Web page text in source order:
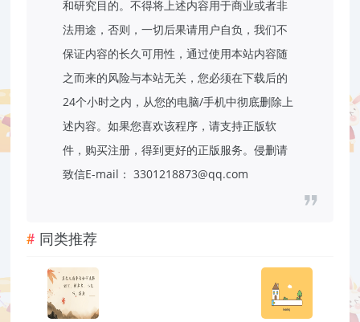
和研究目的。不得将上述内容用于商业或者非
法用途，否则，一切后果请用户自负，我们不
保证内容的长久可用性，通过使用本站内容随
之而来的风险与本站无关，您必须在下载后的
24个小时之内，从您的电脑/手机中彻底删除上
述内容。如果您喜欢该程序，请支持正版软
件，购买注册，得到更好的正版服务。侵删请
致信E-mail： 3301218873@qq.com
同类推荐